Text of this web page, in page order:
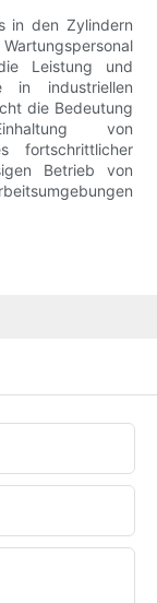
in den Zylindern
Leistung und
in industriellen
die Bedeutung
von
fortschrittlicher
Betrieb von